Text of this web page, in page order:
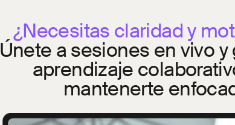
¿Necesitas claridad y
Únete a sesiones en vivo
aprendizaje
mantenerte